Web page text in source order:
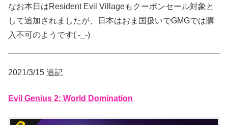
なお本日はResident Evil Villageもクーポンセール対象と
して追加されましたが、日本はおま国扱いでGMGでは購
入不可のようです( -_-)
2021/3/15 追記
Evil Genius 2: World Domination